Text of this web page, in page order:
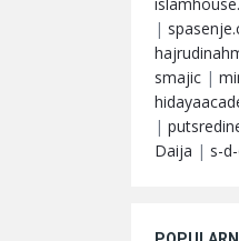
|
smajic |
|
Daija | s-